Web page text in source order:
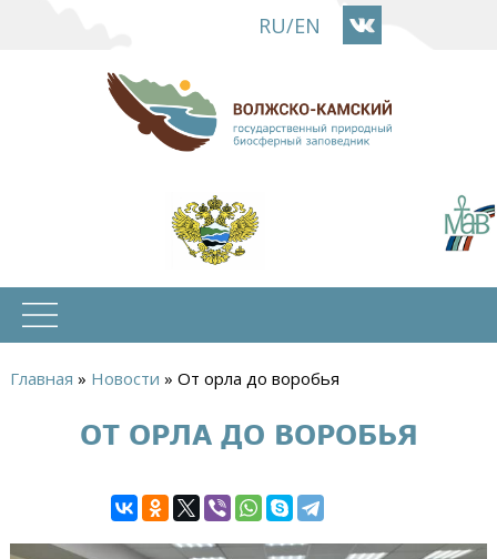
основному
содержанию
RU/EN
Главная » Новости » От орла до воробья
ОТ ОРЛА ДО ВОРОБЬЯ